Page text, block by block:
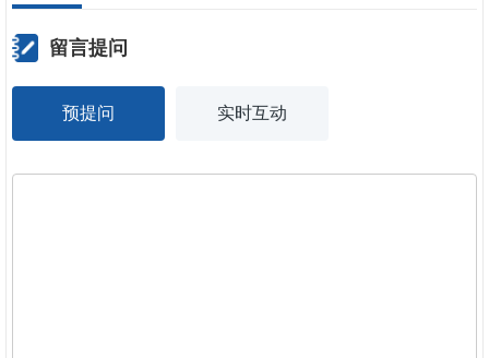
市民还可以点击“江阴市人民政府门户
网”（http://www.jiangyin.gov.cn）首页链接“民生热线直播
室”实时观看视频直播并同步参与现场讨论。
留言提问
预提问 实时互动